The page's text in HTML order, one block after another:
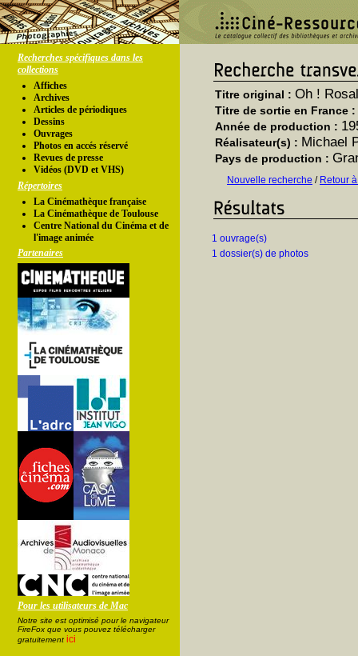
Recherches spécifiques dans les
collections
Affiches
Archives
Articles de périodiques
Dessins
Ouvrages
Photos en accés réservé
Revues de presse
Vidéos (DVD et VHS)
Répertoires
La Cinémathèque française
La Cinémathèque de Toulouse
Centre National du Cinéma et de
l'image animée
Partenaires
Pour les utilisateurs de Mac
Notre site est optimisé pour le navigateur
FireFox que vous pouvez télécharger
gratuitement ici
Titre original : Oh !
Titre de sortie en France :
Année de production :
Réalisateur(s) : Michael
Pays de production :
Nouvelle recherche / Retour
1 ouvrage(s)
1 dossier(s) de photos